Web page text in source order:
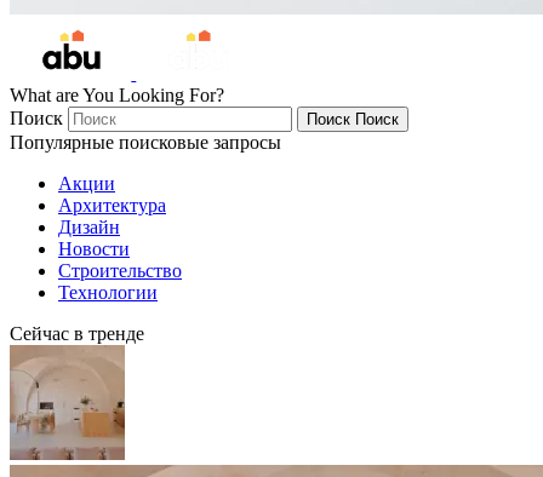
What are You Looking For?
Поиск
Поиск Поиск
Популярные поисковые запросы
Акции
Архитектура
Дизайн
Новости
Строительство
Технологии
Сейчас в тренде